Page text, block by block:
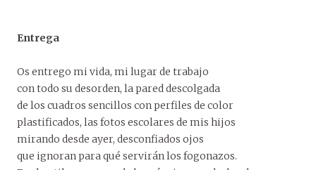
Entrega
Os entrego mi vida, mi lugar de trabajo
con todo su desorden, la pared descolgada
de los cuadros sencillos con perfiles de color
plastificados, las fotos escolares de mis hijos
mirando desde ayer, desconfiados ojos
que ignoran para qué servirán los fogonazos.